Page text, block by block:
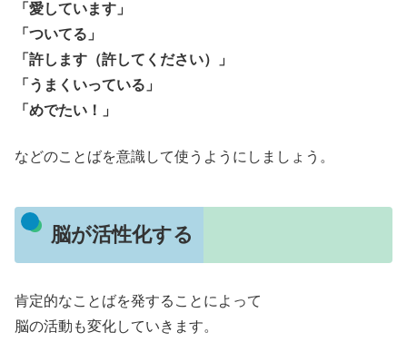
「愛しています」
「ついてる」
「許します（許してください）」
「うまくいっている」
「めでたい！」
などのことばを意識して使うようにしましょう。
脳が活性化する
肯定的なことばを発することによって
脳の活動も変化していきます。